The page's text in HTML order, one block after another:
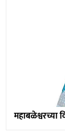
महाबळेश्वरच्या